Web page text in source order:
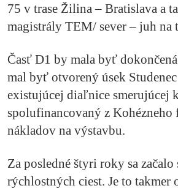
75 v trase Žilina – Bratislava a
magistrály TEM/ sever – juh na
Časť D1 by mala byť
mal byť otvorený úsek
existujúcej diaľnice smerujúcej
spolufinancovaný z
nákladov na výstavbu.
Za posledné štyri roky sa
rýchlostných ciest. Je to takmer